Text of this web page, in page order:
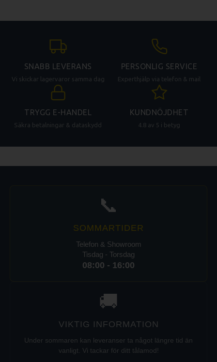
SNABB LEVERANS
Vi skickar lagervaror samma dag
PERSONLIG SERVICE
Experthjälp via telefon & mail
TRYGG E-HANDEL
Säkra betalningar & dataskydd
KUNDNÖJDHET
4.8 av 5 i betyg
📞
SOMMARTIDER
Telefon & Showroom
Tisdag - Torsdag
08:00 - 16:00
🚚
VIKTIG INFORMATION
Under sommaren kan leveranser ta något längre tid än
vanligt. Vi tackar för ditt tålamod!